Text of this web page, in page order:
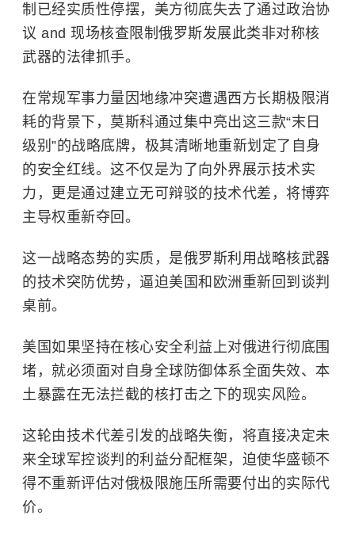
制已经实质性停摆，美方彻底失去了通过政治协
议 and 现场核查限制俄罗斯发展此类非对称核
武器的法律抓手。
在常规军事力量因地缘冲突遭遇西方长期极限消
耗的背景下，莫斯科通过集中亮出这三款“末日
级别”的战略底牌，极其清晰地重新划定了自身
的安全红线。这不仅是为了向外界展示技术实
力，更是通过建立无可辩驳的技术代差，将博弈
主导权重新夺回。
这一战略态势的实质，是俄罗斯利用战略核武器
的技术突防优势，逼迫美国和欧洲重新回到谈判
桌前。
美国如果坚持在核心安全利益上对俄进行彻底围
堵，就必须面对自身全球防御体系全面失效、本
土暴露在无法拦截的核打击之下的现实风险。
这轮由技术代差引发的战略失衡，将直接决定未
来全球军控谈判的利益分配框架，迫使华盛顿不
得不重新评估对俄极限施压所需要付出的实际代
价。